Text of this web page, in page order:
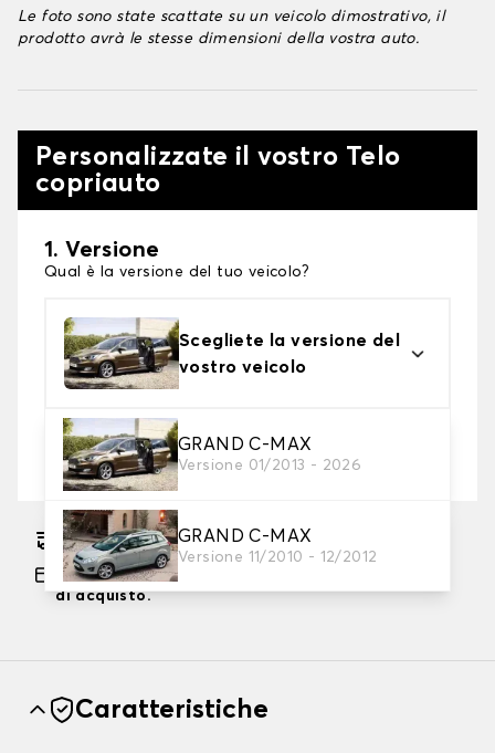
Le foto sono state scattate su un veicolo dimostrativo, il
prodotto avrà le stesse dimensioni della vostra auto.
Personalizzate il vostro Telo
copriauto
1. Versione
Qual è la versione del tuo veicolo?
Scegliete la versione del
vostro veicolo
GRAND C-MAX
Versione 01/2013 - 2026
GRAND C-MAX
Versione 11/2010 - 12/2012
2. Livello di protezione
Scegli il telo protettivo adatto alle tue esigenze
Consegna gratuita stimata su 17/08/2026
Pagamento in 3x gratuito, a partire da 60 euro
di acquisto.
Caratteristiche